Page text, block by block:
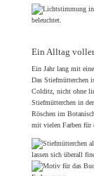
Ein Alltag
Ein Jahr lang mit
Das Stiefmütterchen
Colditz, nicht ohne
Stiefmütterchen in
Röschen im
mit vielen Farben für